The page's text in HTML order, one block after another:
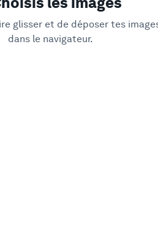
glisser et de déposer tes
dans le navigateur.